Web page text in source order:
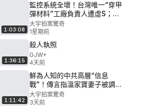
1:03:08
監控系統全壞！台灣唯一“穿甲
彈材料”工廠負責人遭虐S；台
灣民意：不單純！菲爾茲獎得
主鄧煜、王虹，官媒熱捧，他
們卻沒有感謝“祖國”，小粉紅
翻車！到底發生什麼｜大宇拍
案驚奇 live！07.26.2026
大宇拍案驚奇
1星期前
1:36:15
殺人執照
GJW+
4天前
1:11:42
鮮為人知的中共高層“信息
戰”！傳言指溫家寶妻子被調
查，這跟溫家寶什麼關係？駭
客攻入中共軍校，習近平臉面
大宇拍案驚奇
3天前